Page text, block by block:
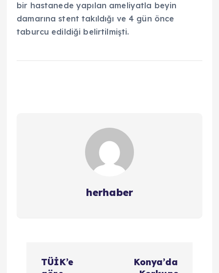
bir hastanede yapılan ameliyatla beyin
damarına stent takıldığı ve 4 gün önce
taburcu edildiği belirtilmişti.
herhaber
TÜİK’e
Konya’da